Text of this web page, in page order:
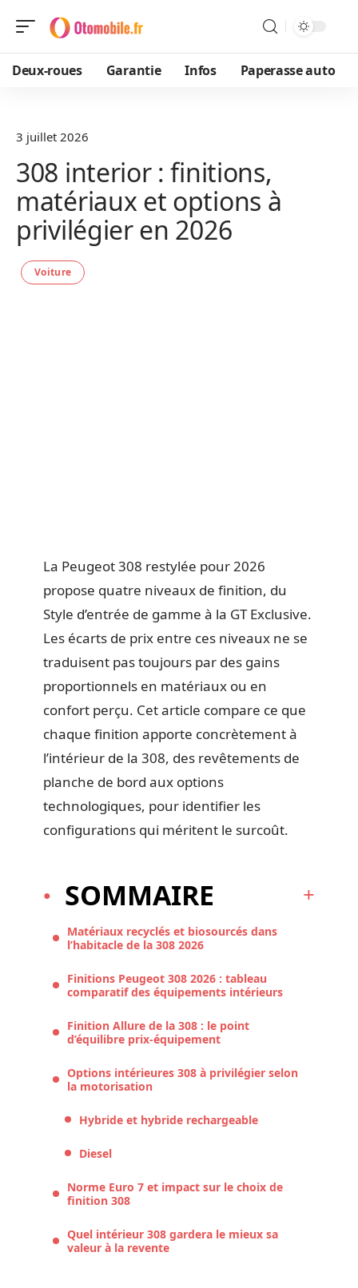
Deux-roues Garantie Infos Paperasse auto
3 juillet 2026
308 interior : finitions,
matériaux et options à
privilégier en 2026
Voiture
La Peugeot 308 restylée pour 2026
propose quatre niveaux de finition, du
Style d’entrée de gamme à la GT Exclusive.
Les écarts de prix entre ces niveaux ne se
traduisent pas toujours par des gains
proportionnels en matériaux ou en
confort perçu. Cet article compare ce que
chaque finition apporte concrètement à
l’intérieur de la 308, des revêtements de
planche de bord aux options
technologiques, pour identifier les
configurations qui méritent le surcoût.
SOMMAIRE
Matériaux recyclés et biosourcés dans
l’habitacle de la 308 2026
Finitions Peugeot 308 2026 : tableau
comparatif des équipements intérieurs
Finition Allure de la 308 : le point
d’équilibre prix-équipement
Options intérieures 308 à privilégier selon
la motorisation
Hybride et hybride rechargeable
Diesel
Norme Euro 7 et impact sur le choix de
finition 308
Quel intérieur 308 gardera le mieux sa
valeur à la revente